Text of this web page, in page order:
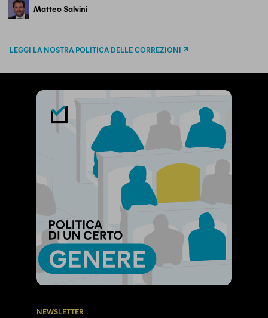
Matteo Salvini
LEGGI LA NOSTRA POLITICA DELLE CORREZIONI
NEWSLETTER